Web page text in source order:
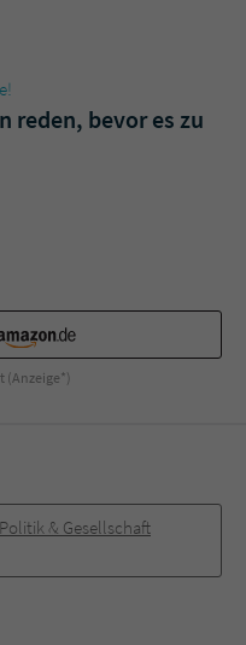
reden, bevor es zu
(Anzeige*)
Politik & Gesellschaft
um z. B. den
Kontaktformulars zu